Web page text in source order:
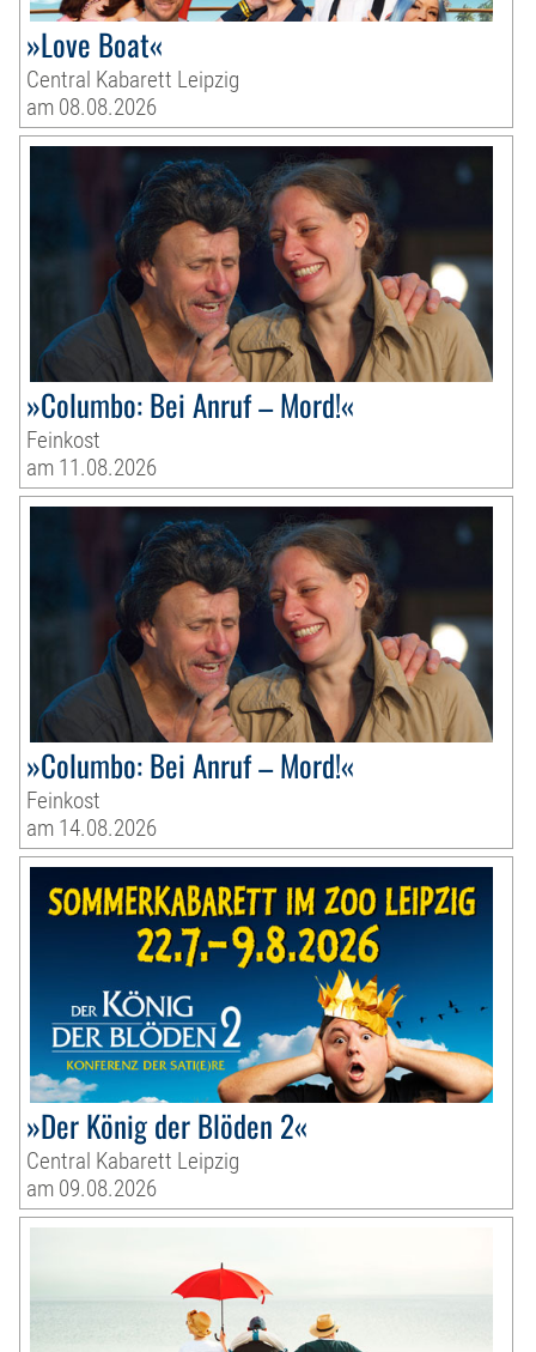
»Love Boat«
Central Kabarett Leipzig
am 08.08.2026
»Columbo: Bei Anruf – Mord!«
Feinkost
am 11.08.2026
»Columbo: Bei Anruf – Mord!«
Feinkost
am 14.08.2026
»Der König der Blöden 2«
Central Kabarett Leipzig
am 09.08.2026